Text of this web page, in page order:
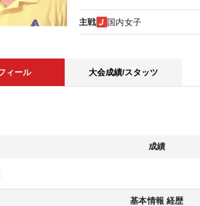
主戦 国内女子
ィール 大会成績/スタッツ
成績
基本情報 経歴